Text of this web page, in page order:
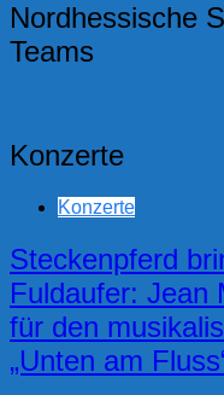
Nordhessische
Teams
Konzerte
Konzerte
Steckenpferd
Fuldaufer: Jean
für den
„Unten am